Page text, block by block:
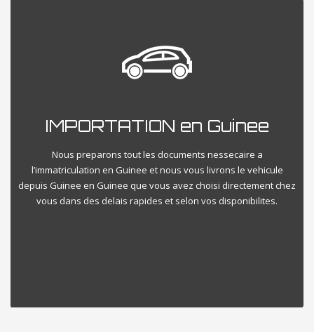
IMPORTATION en Guinee
Nous preparons tout les documents nessecaire a
l’immatriculation en Guinee et nous vous livrons le vehicule
depuis Guinee en Guinee que vous avez choisi directement chez
vous dans des delais rapides et selon vos disponibilites.